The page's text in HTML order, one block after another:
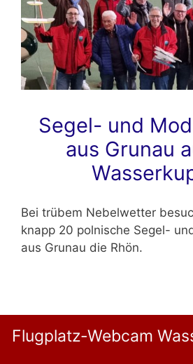
Segel- und
aus Grunau
Bei trübem Nebelwetter
knapp 20 polnische Segel-
aus Grunau die Rhön.
Flugplatz-Webcam